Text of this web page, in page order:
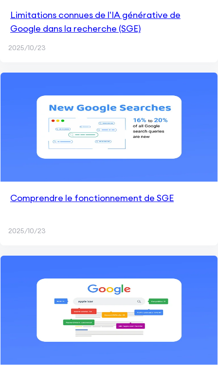
Limitations connues de l'IA générative de
Google dans la recherche (SGE)
2025/10/23
Comprendre le fonctionnement de SGE
2025/10/23